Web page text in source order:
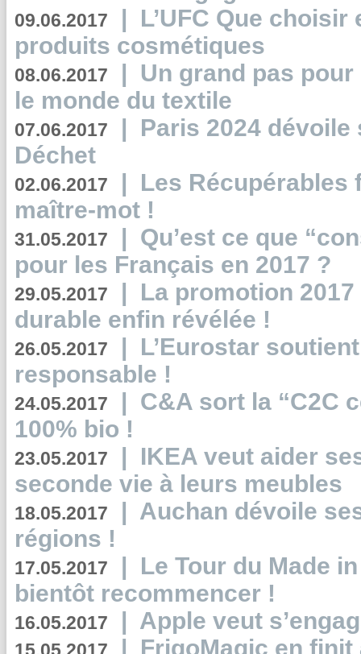
09.06.2017 | L’UFC Que
produits cosmétiques
08.06.2017 | Un grand pas
le monde du textile
07.06.2017 | Paris 2024
Déchet
02.06.2017 | Les Récupérables
maître-mot !
31.05.2017 | Qu’est ce que
pour les Français en 2017 ?
29.05.2017 | La promotion
durable enfin révélée !
26.05.2017 | L’Eurostar
responsable !
24.05.2017 | C&A sort la “C2C
100% bio !
23.05.2017 | IKEA veut aider
seconde vie à leurs meubles
18.05.2017 | Auchan dévoile
régions !
17.05.2017 | Le Tour du Made
bientôt recommencer !
16.05.2017 | Apple veut
| FrigoMagic en